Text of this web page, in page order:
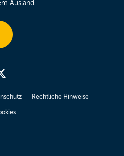
Ausland
Rechtliche Hinweise